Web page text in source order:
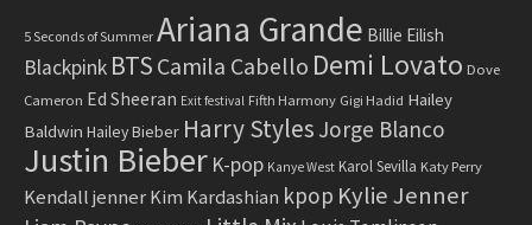
5 Seconds of Summer Ariana Grande Billie Eilish
Blackpink BTS Camila Cabello Demi Lovato Dove
Cameron Ed Sheeran Exit festival Fifth Harmony Gigi Hadid Hailey
Baldwin Hailey Bieber Harry Styles Jorge Blanco
Justin Bieber K-pop Kanye West Karol Sevilla Katy Perry
Kendall jenner Kim Kardashian kpop Kylie Jenner